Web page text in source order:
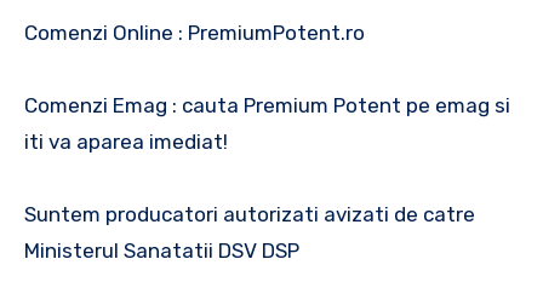
Comenzi Online : PremiumPotent.ro
Comenzi Emag : cauta Premium Potent pe emag si
iti va aparea imediat!
Suntem producatori autorizati avizati de catre
Ministerul Sanatatii DSV DSP